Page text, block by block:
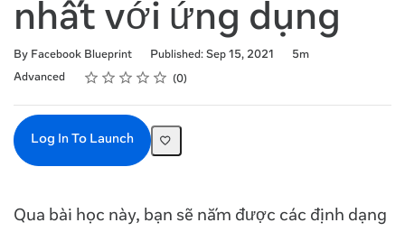
nhất với ứng dụng
By Facebook Blueprint Published: Sep 15, 2021
Duration
5m
Difficulty
Advanced Rating
1 star
2 stars
3 stars
4 stars
5 stars
Average rating: 0 0
No reviews
Log In To Launch
Qua bài học này, bạn sẽ nắm được các định dạng